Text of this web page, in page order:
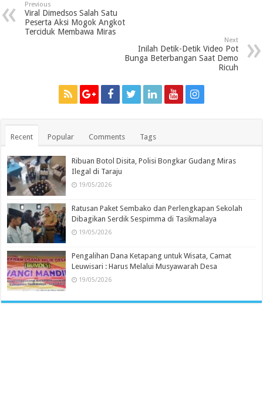
Previous
Viral Dimedsos Salah Satu
Peserta Aksi Mogok Angkot
Terciduk Membawa Miras
Next
Inilah Detik-Detik Video Pot
Bunga Beterbangan Saat Demo
Ricuh
Recent Popular Comments Tags
Ribuan Botol Disita, Polisi Bongkar Gudang Miras
Ilegal di Taraju
19/05/2026
Ratusan Paket Sembako dan Perlengkapan Sekolah
Dibagikan Serdik Sespimma di Tasikmalaya
19/05/2026
Pengalihan Dana Ketapang untuk Wisata, Camat
Leuwisari : Harus Melalui Musyawarah Desa
19/05/2026